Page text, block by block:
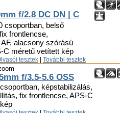
f/2.8 DC DN | C
csoportban, belső
frontlencse,
AF, alacsony szórású
C méretű vetített kép
tesztek További tesztek
f/3.5-5.6 OSS
képstabilizálás,
fix frontlencse, APS-C